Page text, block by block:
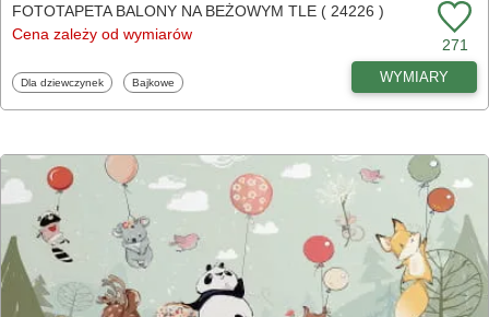
FOTOTAPETA BALONY NA BEŻOWYM TLE ( 24226 )
Cena zależy od wymiarów
271
Fototapety
Dla dziewczynek Fototapety
Bajkowe WYMIARY